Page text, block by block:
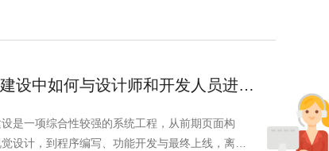
设中如何与设计师和开发人员进行
设是一项综合性较强的系统工程，从前期页面构
设计，到程序编写、功能开发与最终上线，离不